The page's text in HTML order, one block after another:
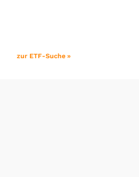
zur ETF-Suche »